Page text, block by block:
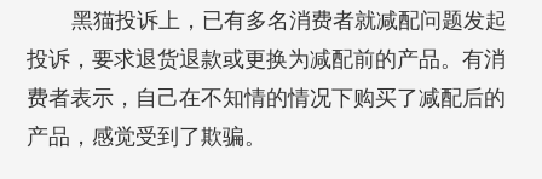
黑猫投诉上，已有多名消费者就减配问题发起
投诉，要求退货退款或更换为减配前的产品。有消
费者表示，自己在不知情的情况下购买了减配后的
产品，感觉受到了欺骗。